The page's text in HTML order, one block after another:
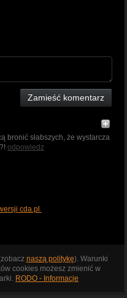
Zamieść komentarz
bronić słabszych, że wystarcza
odpowiedz
cda.pl
naszą politykę). Warunki
cookies możesz zmienić w
RODO - Informacje